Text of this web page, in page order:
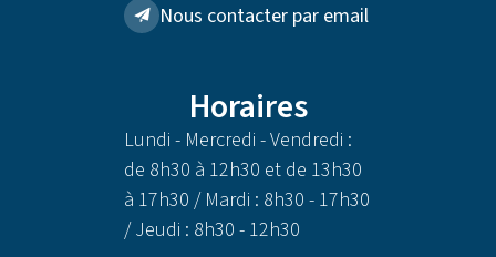
Nous contacter par email
Horaires
Lundi - Mercredi - Vendredi :
de 8h30 à 12h30 et de 13h30
à 17h30 / Mardi : 8h30 - 17h30
/ Jeudi : 8h30 - 12h30